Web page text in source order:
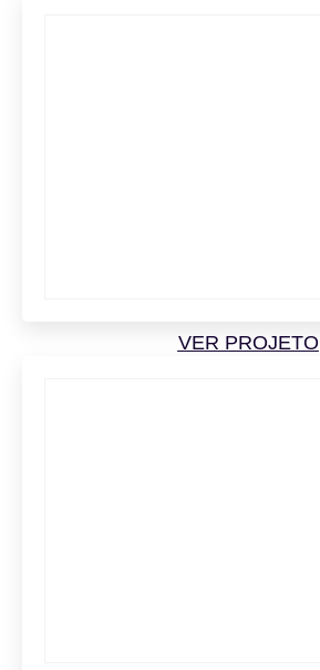
VER PROJETO